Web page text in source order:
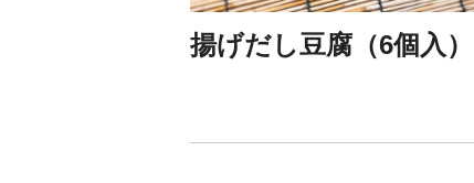
揚げだし豆腐（6個入）